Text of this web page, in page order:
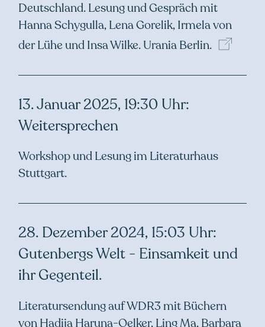
Deutschland. Lesung und Gespräch mit
Hanna Schygulla, Lena Gorelik, Irmela von
der Lühe und Insa Wilke. Urania Berlin.
13. Januar 2025, 19:30 Uhr:
Weitersprechen
Workshop und Lesung im Literaturhaus
Stuttgart.
28. Dezember 2024, 15:03 Uhr:
Gutenbergs Welt - Einsamkeit und
ihr Gegenteil.
Literatursendung auf WDR3 mit Büchern
von Hadija Haruna-Oelker, Ling Ma, Barbara